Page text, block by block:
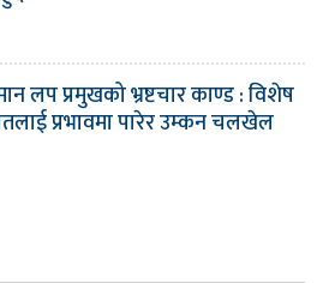
लप प्रमुखको भ्रष्टचार काण्ड : विशेष
प्रभावमा पारेर उम्कन चलखेल